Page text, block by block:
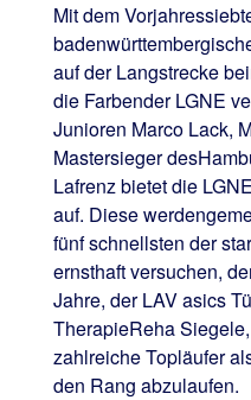
Mit dem
auf der Langstrecke
die Farbender LGNE
Junioren Marco Lack,
Mastersieger
Lafrenz bietet die
auf. Diese
fünf schnellsten der
ernsthaft versuchen,
Jahre, der LAV asics
TherapieReha
zahlreiche Topläufer
den Rang abzulaufen.